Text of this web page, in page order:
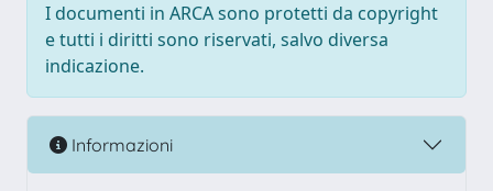
I documenti in ARCA sono protetti da copyright
e tutti i diritti sono riservati, salvo diversa
indicazione.
Informazioni